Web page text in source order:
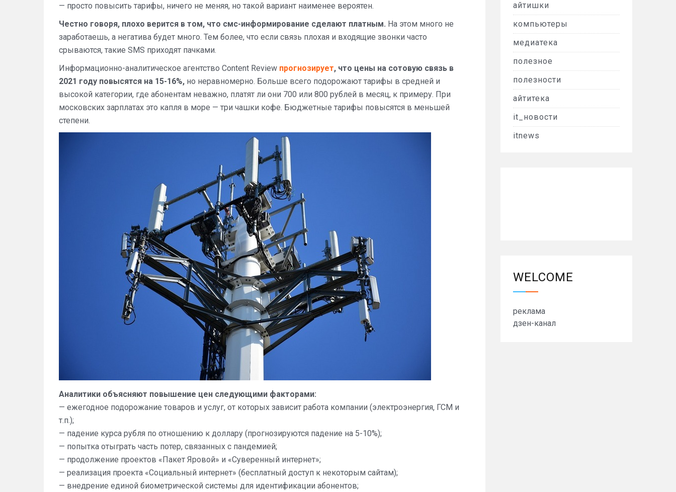
— просто повысить тарифы, ничего не меняя, но такой вариант наименее вероятен.
Честно говоря, плохо верится в том, что смс-информирование сделают платным. На этом много не
заработаешь, а негатива будет много. Тем более, что если связь плохая и входящие звонки часто
срываются, такие SMS приходят пачками.
Информационно-аналитическое агентство Content Review прогнозирует, что цены на сотовую связь в
2021 году повысятся на 15-16%, но неравномерно. Больше всего подорожают тарифы в средней и
высокой категории, где абонентам неважно, платят ли они 700 или 800 рублей в месяц, к примеру. При
московских зарплатах это капля в море — три чашки кофе. Бюджетные тарифы повысятся в меньшей
степени.
Аналитики объясняют повышение цен следующими факторами:
— ежегодное подорожание товаров и услуг, от которых зависит работа компании (электроэнергия, ГСМ и
т.п.);
— падение курса рубля по отношению к доллару (прогнозируются падение на 5-10%);
— попытка отыграть часть потер, связанных с пандемией;
— продолжение проектов «Пакет Яровой» и «Суверенный интернет»;
— реализация проекта «Социальный интернет» (бесплатный доступ к некоторым сайтам);
— внедрение единой биометрической системы для идентификации абонентов;
айтишки
компьютеры
медиатека
полезное
полезности
айтитека
it_новости
itnews
WELCOME
реклама
дзен-канал